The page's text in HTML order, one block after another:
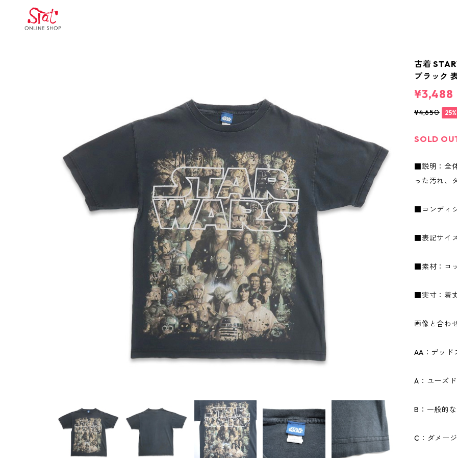
古着
ブラック
¥3,488
¥4,650
SOLD
■説明：全
った汚れ、
■コンディ
■表記サイ
■素材：コ
■実寸：着
画像と合わ
AA：デッド
A：ユーズ
B：一般的
C：ダメー